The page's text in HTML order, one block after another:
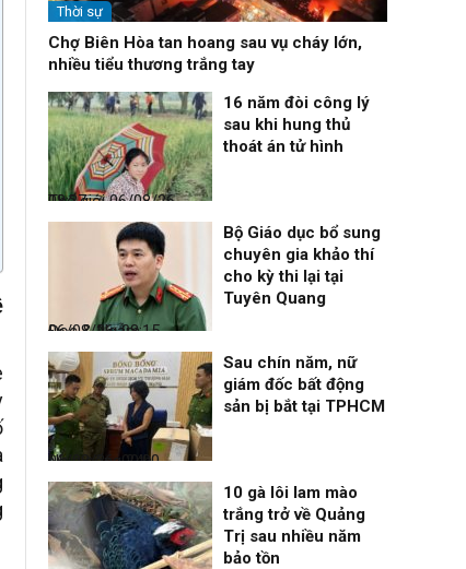
Thời sự
Chợ Biên Hòa tan hoang sau vụ cháy lớn,
nhiều tiểu thương trắng tay
Thế giới
06/08/26, 08:27
16 năm đòi công lý
sau khi hung thủ
thoát án tử hình
Đọc & Ngẫm
06/08/26, 08:15
Bộ Giáo dục bổ sung
chuyên gia khảo thí
cho kỳ thi lại tại
Tuyên Quang
Nhịp sống 24h
06/08/26, 00:00
Sau chín năm, nữ
giám đốc bất động
sản bị bắt tại TPHCM
10 gà lôi lam mào
trắng trở về Quảng
Trị sau nhiều năm
bảo tồn